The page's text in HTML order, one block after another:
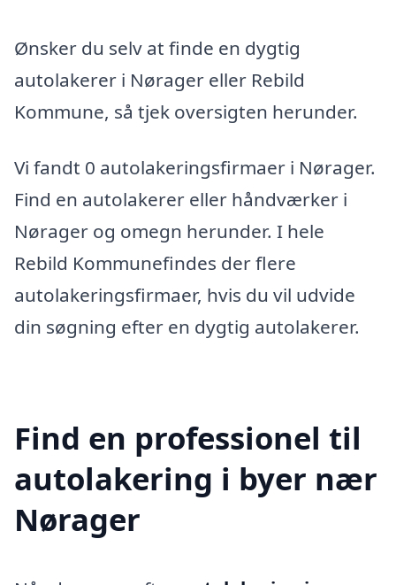
Ønsker du selv at finde en dygtig
autolakerer i Nørager eller Rebild
Kommune, så tjek oversigten herunder.
Vi fandt 0 autolakeringsfirmaer i Nørager.
Find en autolakerer eller håndværker i
Nørager og omegn herunder. I hele
Rebild Kommunefindes der flere
autolakeringsfirmaer, hvis du vil udvide
din søgning efter en dygtig autolakerer.
Find en professionel til
autolakering i byer nær
Nørager